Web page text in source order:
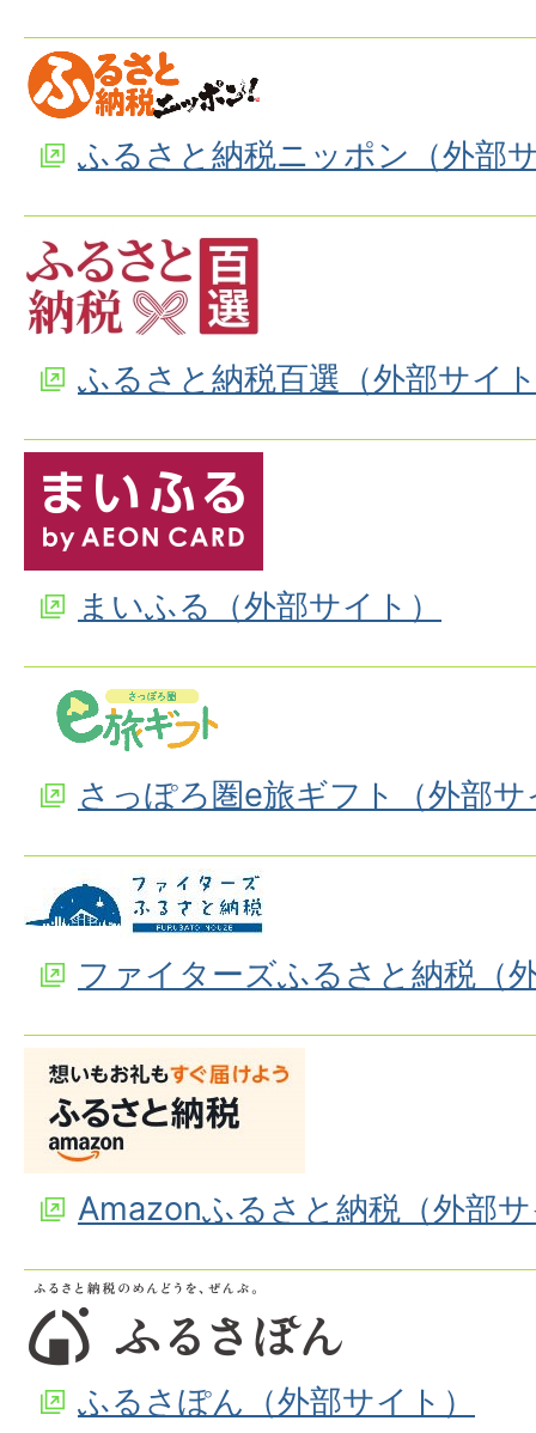
ふるさと納税ニッポン（外部
ふるさと納税百選（外部サイ
まいふる（外部サイト）
さっぽろ圏e旅ギフト（外部
ファイターズふるさと納税（
Amazonふるさと納税（外部
ふるさぽん（外部サイト）